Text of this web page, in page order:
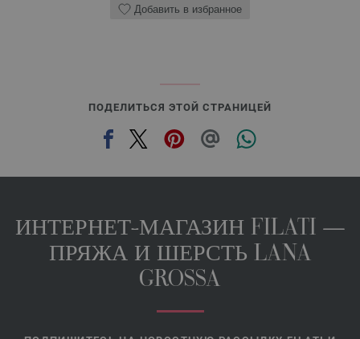
Добавить в избранное
ПОДЕЛИТЬСЯ ЭТОЙ СТРАНИЦЕЙ
ИНТЕРНЕТ-МАГАЗИН FILATI —
ПРЯЖА И ШЕРСТЬ LANA
GROSSA